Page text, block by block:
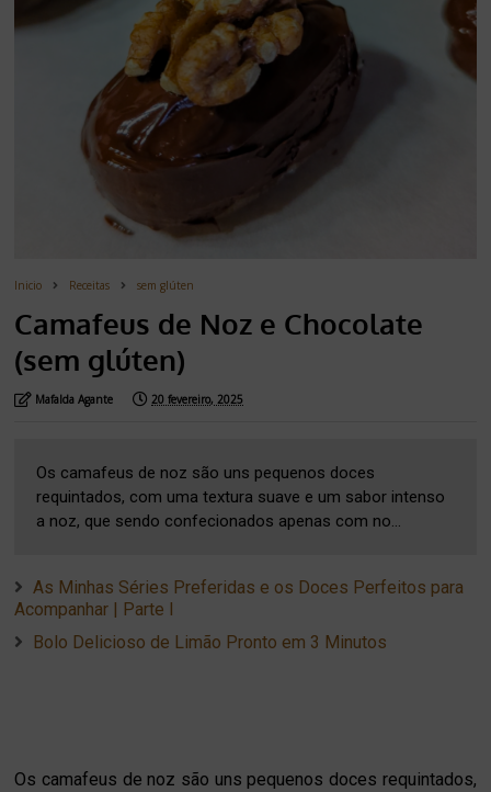
Inicio Receitas sem glúten
Camafeus de Noz e Chocolate
(sem glúten)
Mafalda Agante 20 fevereiro, 2025
Os camafeus de noz são uns pequenos doces
requintados, com uma textura suave e um sabor intenso
a noz, que sendo confecionados apenas com no...
As Minhas Séries Preferidas e os Doces Perfeitos para
Acompanhar | Parte I
Bolo Delicioso de Limão Pronto em 3 Minutos
Os camafeus de noz são uns pequenos doces requintados,